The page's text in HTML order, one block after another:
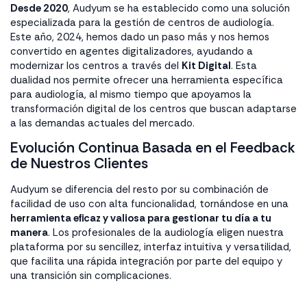
Desde 2020, Audyum se ha establecido como una solución
especializada para la gestión de centros de audiología.
Este año, 2024, hemos dado un paso más y nos hemos
convertido en agentes digitalizadores, ayudando a
modernizar los centros a través del Kit Digital. Esta
dualidad nos permite ofrecer una herramienta específica
para audiología, al mismo tiempo que apoyamos la
transformación digital de los centros que buscan adaptarse
a las demandas actuales del mercado.
Evolución Continua Basada en el Feedback
de Nuestros Clientes
Audyum se diferencia del resto por su combinación de
facilidad de uso con alta funcionalidad, tornándose en una
herramienta eficaz y valiosa para gestionar tu día a tu
manera. Los profesionales de la audiología eligen nuestra
plataforma por su sencillez, interfaz intuitiva y versatilidad,
que facilita una rápida integración por parte del equipo y
una transición sin complicaciones.